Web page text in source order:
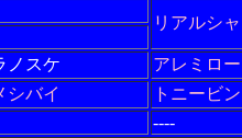
リアルシ
ノスケ
アレミロ
シバイ
トニービン
----